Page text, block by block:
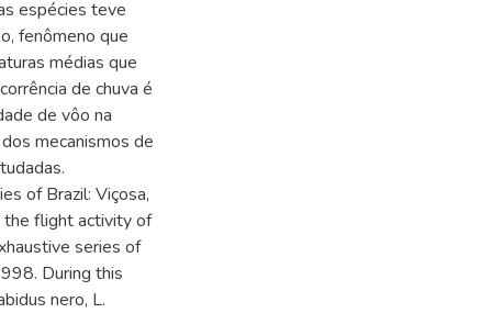
espécies teve
fenômeno que
médias que
de chuva é
de vôo na
mecanismos de
of Brazil: Viçosa,
the flight activity of
series of
During this
nero, L.